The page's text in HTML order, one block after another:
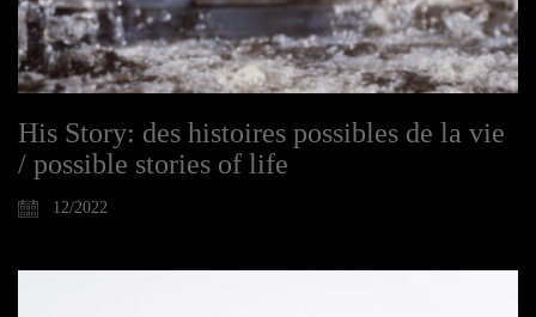
His Story: des histoires possibles de la vie
/ possible stories of life
12/2022